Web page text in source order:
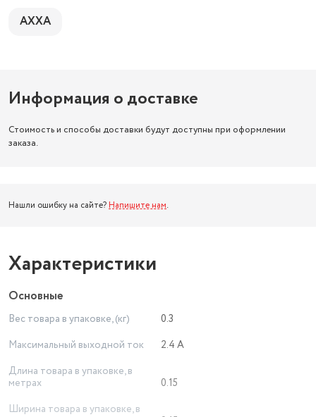
AXXA
Информация о доставке
Стоимость и способы доставки будут доступны при оформлении
заказа.
Нашли ошибку на сайте? Напишите нам.
Характеристики
Основные
Вес товара в упаковке, (кг)
0.3
Максимальный выходной ток
2.4 А
Длина товара в упаковке, в
метрах
0.15
Ширина товара в упаковке, в